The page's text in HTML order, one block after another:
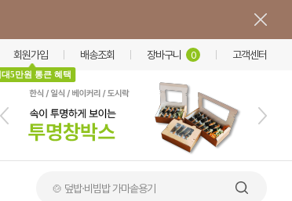
회원가입
5만원 통큰 혜택
배송조회 장바구니 0 고객센터
🍲 덮밥·비빔밥 가마솥용기